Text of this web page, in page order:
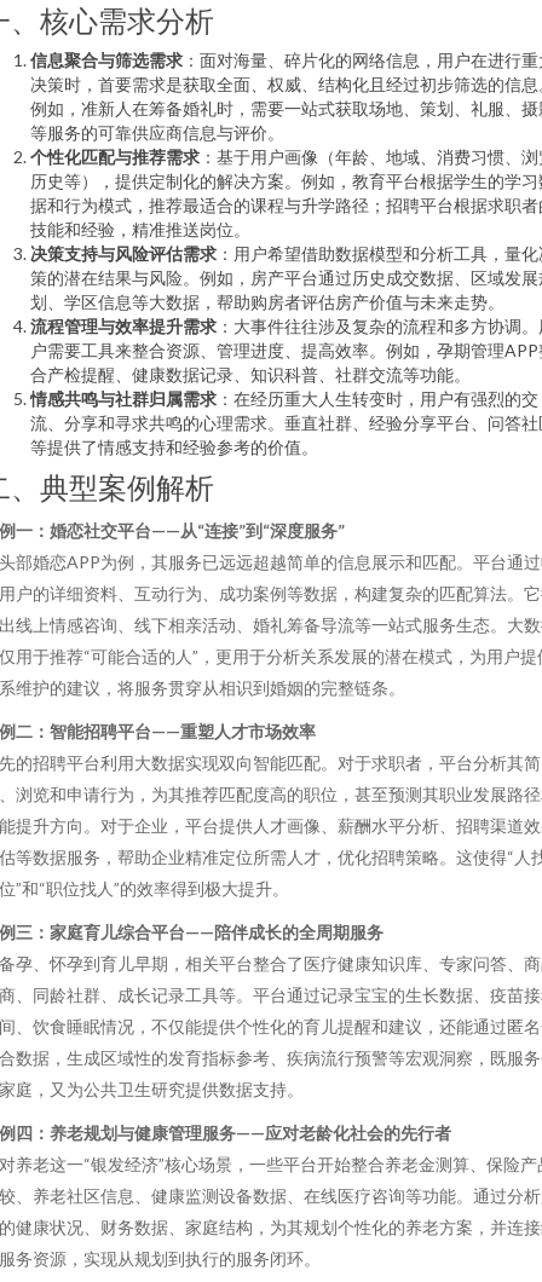
、核心需求分析
信息聚合与筛选需求 ：面对海量、碎片化的网络信息，用户在进行
决策时，首要需求是获取全面、权威、结构化且经过初步筛选的信息
例如，准新人在筹备婚礼时，需要一站式获取场地、策划、礼服、摄
等服务的可靠供应商信息与评价。
个性化匹配与推荐需求 ：基于用户画像（年龄、地域、消费习惯、
历史等），提供定制化的解决方案。例如，教育平台根据学生的学习
据和行为模式，推荐最适合的课程与升学路径；招聘平台根据求职者
技能和经验，精准推送岗位。
决策支持与风险评估需求 ：用户希望借助数据模型和分析工具，量
策的潜在结果与风险。例如，房产平台通过历史成交数据、区域发展
划、学区信息等大数据，帮助购房者评估房产价值与未来走势。
流程管理与效率提升需求 ：大事件往往涉及复杂的流程和多方协调
户需要工具来整合资源、管理进度、提高效率。例如，孕期管理APP
合产检提醒、健康数据记录、知识科普、社群交流等功能。
情感共鸣与社群归属需求 ：在经历重大人生转变时，用户有强烈的交
流、分享和寻求共鸣的心理需求。垂直社群、经验分享平台、问答社
等提供了情感支持和经验参考的价值。
、典型案例解析
一：婚恋社交平台——从“连接”到“深度服务”
部婚恋APP为例，其服务已远远超越简单的信息展示和匹配。平台通
户的详细资料、互动行为、成功案例等数据，构建复杂的匹配算法。
线上情感咨询、线下相亲活动、婚礼筹备导流等一站式服务生态。大
用于推荐“可能合适的人”，更用于分析关系发展的潜在模式，为用户提
维护的建议，将服务贯穿从相识到婚姻的完整链条。
二：智能招聘平台——重塑人才市场效率
的招聘平台利用大数据实现双向智能匹配。对于求职者，平台分析其简
浏览和申请行为，为其推荐匹配度高的职位，甚至预测其职业发展路
提升方向。对于企业，平台提供人才画像、薪酬水平分析、招聘渠道
等数据服务，帮助企业精准定位所需人才，优化招聘策略。这使得“人
”和“职位找人”的效率得到极大提升。
三：家庭育儿综合平台——陪伴成长的全周期服务
孕、怀孕到育儿早期，相关平台整合了医疗健康知识库、专家问答、
、同龄社群、成长记录工具等。平台通过记录宝宝的生长数据、疫苗
、饮食睡眠情况，不仅能提供个性化的育儿提醒和建议，还能通过匿
数据，生成区域性的发育指标参考、疾病流行预警等宏观洞察，既服
庭，又为公共卫生研究提供数据支持。
四：养老规划与健康管理服务——应对老龄化社会的先行者
养老这一“银发经济”核心场景，一些平台开始整合养老金测算、保险产
、养老社区信息、健康监测设备数据、在线医疗咨询等功能。通过分
健康状况、财务数据、家庭结构，为其规划个性化的养老方案，并连
务资源，实现从规划到执行的服务闭环。